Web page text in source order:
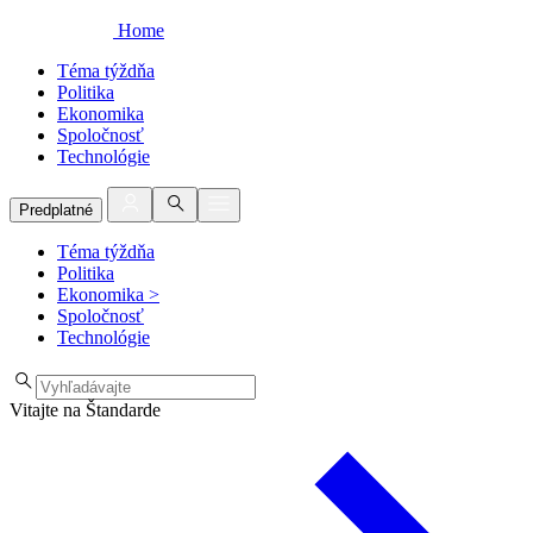
Home
Téma týždňa
Politika
Ekonomika
Spoločnosť
Technológie
Predplatné
Téma týždňa
Politika
Ekonomika >
Spoločnosť
Technológie
Vitajte na Štandarde